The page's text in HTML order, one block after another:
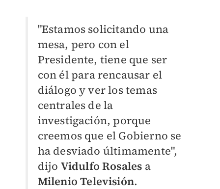
"Estamos solicitando una
mesa, pero con el
Presidente, tiene que ser
con él para rencausar el
diálogo y ver los temas
centrales de la
investigación, porque
creemos que el Gobierno se
ha desviado últimamente",
dijo Vidulfo Rosales a
Milenio Televisión.